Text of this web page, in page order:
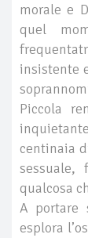
morale e
quel
insistente
Piccola
centinaia
sessuale,
qualcosa
A portare
esplora